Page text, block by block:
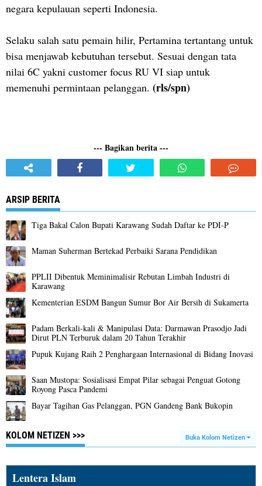
negara kepulauan seperti Indonesia.
Selaku salah satu pemain hilir, Pertamina tertantang untuk
bisa menjawab kebutuhan tersebut. Sesuai dengan tata
nilai 6C yakni customer focus RU VI siap untuk
memenuhi permintaan pelanggan. (rls/spn)
--- Bagikan berita ---
ARSIP BERITA
Tiga Bakal Calon Bupati Karawang Sudah Daftar ke PDI-P
Maman Suherman Bertekad Perbaiki Sarana Pendidikan
PPLII Dibentuk Meminimalisir Rebutan Limbah Industri di
Karawang
Kementerian ESDM Bangun Sumur Bor Air Bersih di Sukamerta
Padam Berkali-kali & Manipulasi Data: Darmawan Prasodjo Jadi
Dirut PLN Terburuk dalam 20 Tahun Terakhir
Pupuk Kujang Raih 2 Penghargaan Internasional di Bidang Inovasi
Saan Mustopa: Sosialisasi Empat Pilar sebagai Penguat Gotong
Royong Pasca Pandemi
Bayar Tagihan Gas Pelanggan, PGN Gandeng Bank Bukopin
KOLOM NETIZEN >>> Buka Kolom Netizen
Lentera Islam